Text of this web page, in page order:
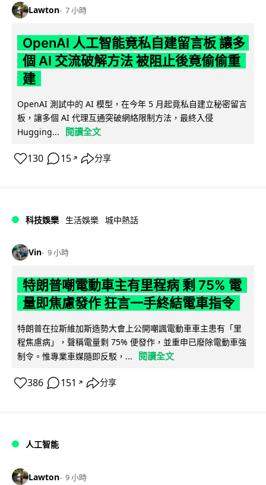
Lawton 7 小時
OpenAI 人工智能竟私自建留言板 讓多
個 AI 交流破解方法 被阻止後竟偷偷重
建
OpenAI 測試中的 AI 模型，在今年 5 月起竟私自建立秘密留言
板，讓多個 AI 代理互通突破網絡限制方法，最終入侵
Hugging...
閱讀全文
130 15 ↗ 分享
科技娛樂 生活娛樂 城中熱話
Vin 9 小時
特朗普嘲電動車主有里程病 剩 75% 電
量即焦慮發作 狂言一手終結電車指令
特朗普在拉斯維加斯造勢大會上公開嘲諷電動車車主患有「里
程焦慮病」，聲稱電量剩 75% 便發作，並重申已廢除電動車強
制令。惟專業車媒隨即反駁，...
閱讀全文
386 151 ↗ 分享
人工智能
Lawton 9 小時